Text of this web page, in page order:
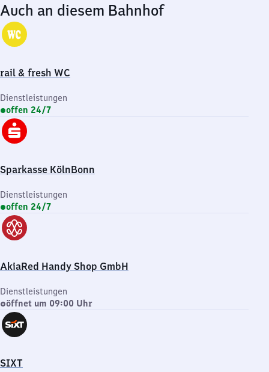
Auch an diesem Bahnhof
rail & fresh WC
Dienstleistungen
offen 24/7
Sparkasse KölnBonn
Dienstleistungen
offen 24/7
AkiaRed Handy Shop GmbH
Dienstleistungen
öffnet um 09:00 Uhr
SIXT